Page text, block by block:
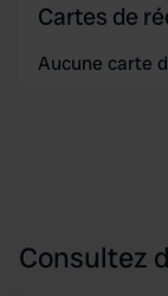
Cartes de
Aucune carte
Consultez